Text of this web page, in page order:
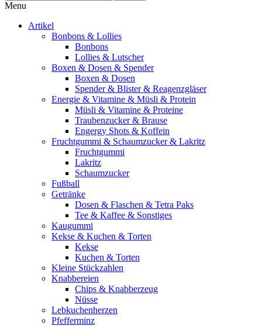
Menu
Artikel
Bonbons & Lollies
Bonbons
Lollies & Lutscher
Boxen & Dosen & Spender
Boxen & Dosen
Spender & Blister & Reagenzgläser
Energie & Vitamine & Müsli & Protein
Müsli & Vitamine & Proteine
Traubenzucker & Brause
Engergy Shots & Koffein
Fruchtgummi & Schaumzucker & Lakritz
Fruchtgummi
Lakritz
Schaumzucker
Fußball
Getränke
Dosen & Flaschen & Tetra Paks
Tee & Kaffee & Sonstiges
Kaugummi
Kekse & Kuchen & Torten
Kekse
Kuchen & Torten
Kleine Stückzahlen
Knabbereien
Chips & Knabberzeug
Nüsse
Lebkuchenherzen
Pfefferminz